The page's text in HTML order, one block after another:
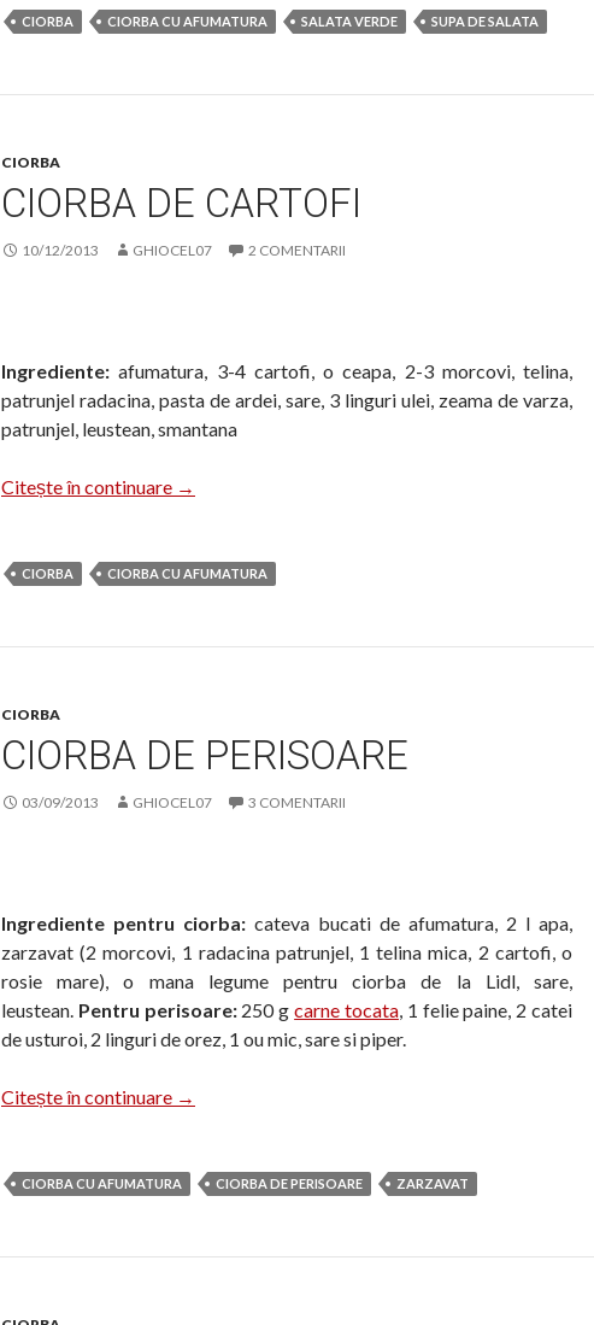
CIORBA CIORBA CU AFUMATURA SALATA VERDE SUPA DE SALATA
CIORBA
CIORBA DE CARTOFI
10/12/2013 GHIOCEL07 2 COMENTARII
Ingrediente: afumatura, 3-4cartofi, o ceapa, 2-3 morcovi, telina,
patrunjel radacina, pasta de ardei, sare, 3 linguri ulei, zeama de varza,
patrunjel, leustean, smantana
Citește în continuare Ciorba de cartofi
→
CIORBA CIORBA CU AFUMATURA
CIORBA
CIORBA DE PERISOARE
03/09/2013 GHIOCEL07 3 COMENTARII
Ingrediente pentru ciorba: cateva bucati de afumatura, 2 l apa,
zarzavat (2 morcovi, 1 radacina patrunjel, 1 telina mica, 2 cartofi, o
rosie mare), o mana legume pentru ciorba de la Lidl, sare,
leustean. Pentru perisoare:250 gcarne tocata, 1 felie paine, 2 catei
de usturoi, 2 linguri de orez, 1 ou mic, sare si piper.
Citește în continuare Ciorba de perisoare
→
CIORBA CU AFUMATURA CIORBA DE PERISOARE ZARZAVAT